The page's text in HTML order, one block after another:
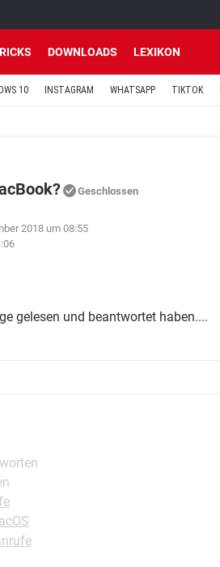
DOWNLOADS LEXIKON
10 INSTAGRAM WHATSAPP TIKTOK
Geschlossen
2018 um 08:55
gelesen und beantwortet haben....